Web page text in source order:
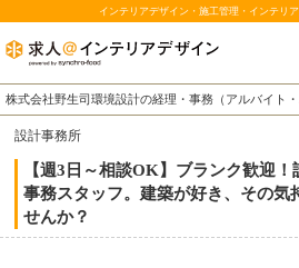
インテリアデザイン・施工管理・インテリ
株式会社野生司環境設計の経理・事務（アルバイト
設計事務所
【週3日～相談OK】ブランク歓迎
事務スタッフ。建築が好き、その気
せんか？